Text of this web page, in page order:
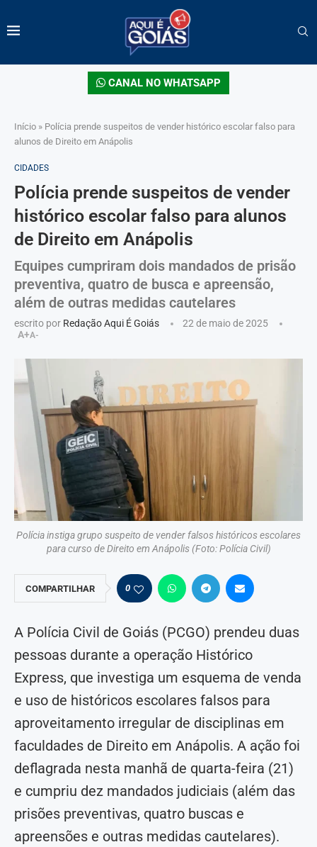
CANAL NO WHATSAPP
Início » Polícia prende suspeitos de vender histórico escolar falso para
alunos de Direito em Anápolis
CIDADES
Polícia prende suspeitos de vender
histórico escolar falso para alunos
de Direito em Anápolis
Equipes cumpriram dois mandados de prisão
preventiva, quatro de busca e apreensão,
além de outras medidas cautelares
escrito por Redação Aqui É Goiás
22 de maio de 2025
A+A-
Polícia instiga grupo suspeito de vender falsos históricos escolares
para curso de Direito em Anápolis (Foto: Polícia Civil)
COMPARTILHAR 0
A Polícia Civil de Goiás (PCGO) prendeu duas
pessoas durante a operação Histórico
Express, que investiga um esquema de venda
e uso de históricos escolares falsos para
aproveitamento irregular de disciplinas em
faculdades de Direito em Anápolis. A ação foi
deflagrada nesta manhã de quarta-feira (21)
e cumpriu dez mandados judiciais (além das
prisões preventivas, quatro buscas e
apreensões e outras medidas cautelares).